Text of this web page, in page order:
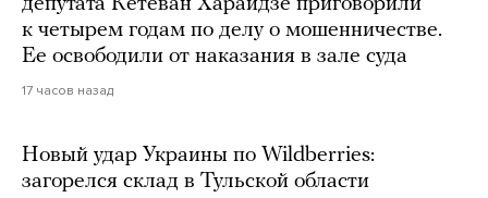
к четырем годам по делу о мошенничестве.
Ее освободили от наказания в зале суда
17 часов назад
Новый удар Украины по Wildberries:
загорелся склад в Тульской области